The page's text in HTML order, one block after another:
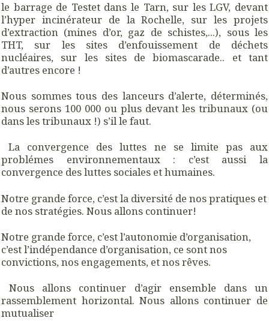
le barrage de Testet dans le Tarn, sur les LGV, devant
l’hyper incinérateur de la Rochelle, sur les projets
d’extraction (mines d’or, gaz de schistes,...), sous les
THT, sur les sites d’enfouissement de déchets
nucléaires, sur les sites de biomascarade.. et tant
d’autres encore !
Nous sommes tous des lanceurs d’alerte, déterminés,
nous serons 100 000 ou plus devant les tribunaux (ou
dans les tribunaux !) s’il le faut.
La convergence des luttes ne se limite pas aux
problémes environnementaux : c’est aussi la
convergence des luttes sociales et humaines.
Notre grande force, c’est la diversité de nos pratiques et
de nos stratégies. Nous allons continuer!
Notre grande force, c’est l’autonomie d’organisation,
c’est l’indépendance d’organisation, ce sont nos
convictions, nos engagements, et nos rêves.
Nous allons continuer d’agir ensemble dans un
rassemblement horizontal. Nous allons continuer de
mutualiser